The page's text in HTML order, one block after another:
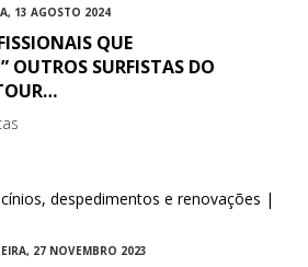
13 AGOSTO 2024
QUE
OUTROS SURFISTAS DO
27 NOVEMBRO 2023